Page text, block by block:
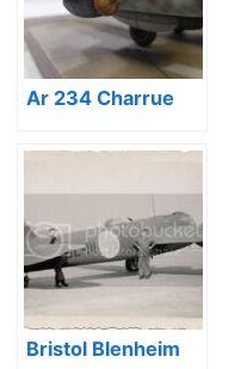
Ar 234 Charrue
Bristol Blenheim